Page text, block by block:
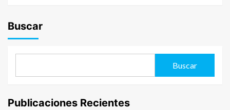
Buscar
Buscar
Publicaciones Recientes